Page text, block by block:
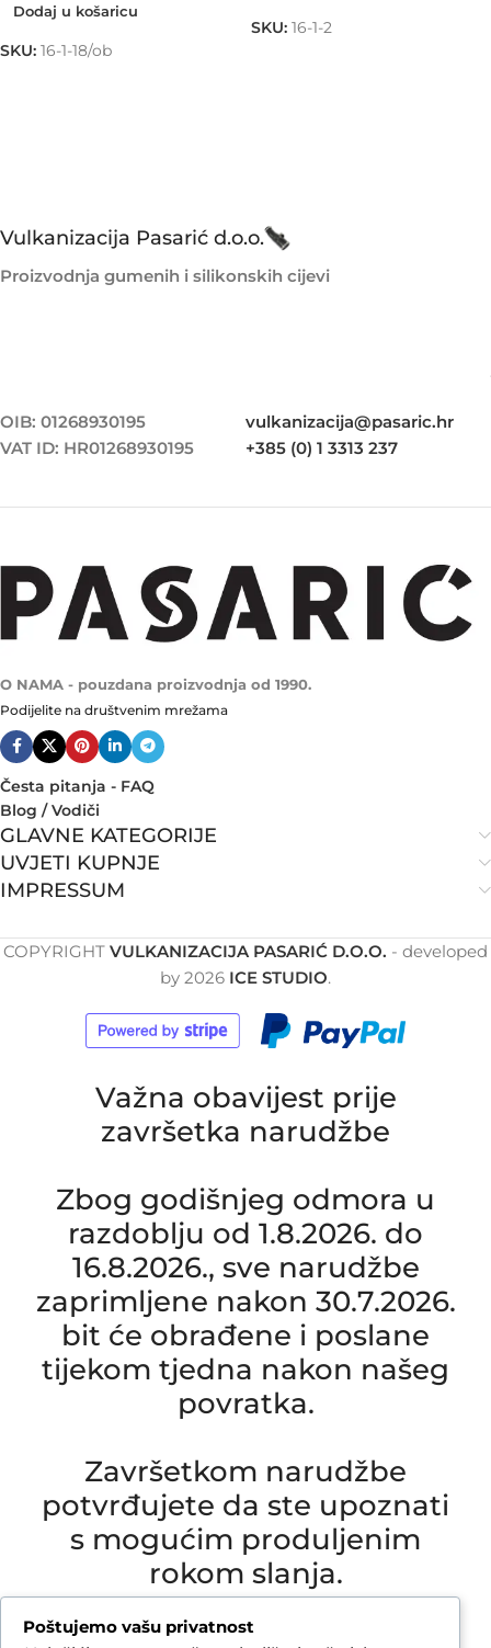
Dodaj u košaricu
SKU: 16-1-18/ob
SKU: 16-1-2
Vulkanizacija Pasarić d.o.o.
Proizvodnja gumenih i silikonskih cijevi
OIB: 01268930195
VAT ID: HR01268930195
vulkanizacija@pasaric.hr
+385 (0) 1 3313 237
O NAMA - pouzdana proizvodnja od 1990.
Podijelite na društvenim mrežama
Česta pitanja - FAQ
Blog / Vodiči
GLAVNE KATEGORIJE
UVJETI KUPNJE
IMPRESSUM
COPYRIGHT VULKANIZACIJA PASARIĆ D.O.O. - developed
by 2026 ICE STUDIO.
Važna obavijest prije
završetka narudžbe
Zbog godišnjeg odmora u
razdoblju od 1.8.2026. do
16.8.2026., sve narudžbe
zaprimljene nakon 30.7.2026.
bit će obrađene i poslane
tijekom tjedna nakon našeg
povratka.
Završetkom narudžbe
potvrđujete da ste upoznati
s mogućim produljenim
rokom slanja.
Due to our annual holiday from 1 August 2026 to
16 August 2026, all orders received after 30 July
Poštujemo vašu privatnost